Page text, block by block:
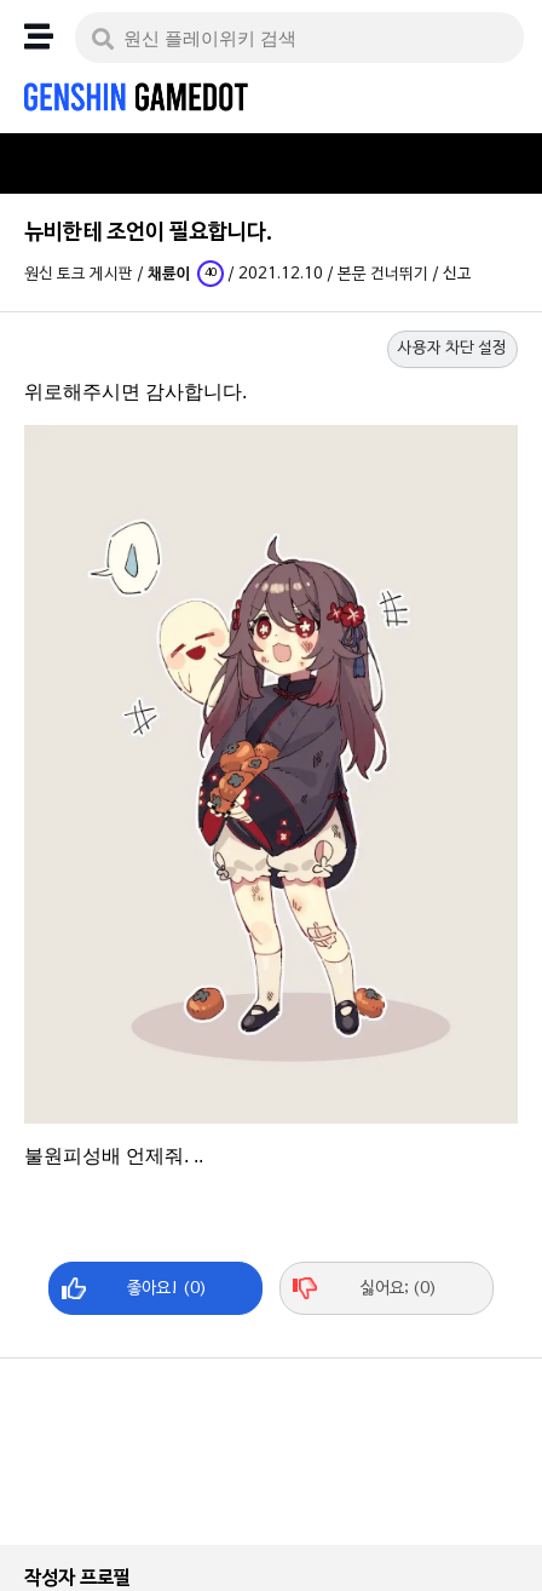
뉴비한테 조언이 필요합니다.
원신 토크 게시판 / 채륜이 40 / 2021.12.10 / 본문 건너뛰기 / 신고
사용자 차단 설정
위로해주시면 감사합니다.
불원피성배 언제줘. ..
좋아요! (0) 싫어요; (0)
작성자 프로필